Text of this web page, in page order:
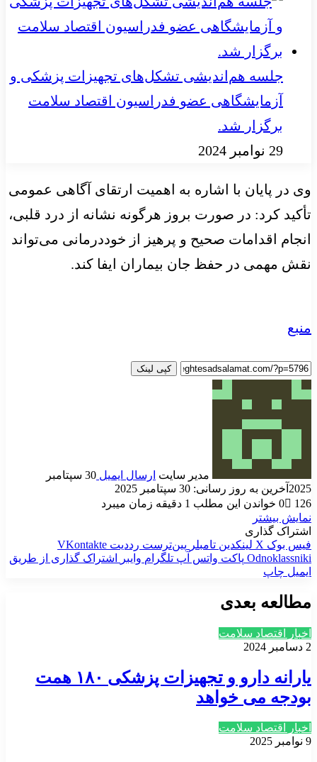
جلسه هم‌اندیشی تشکل‌های تجهیزات پزشکی و
آزمایشگاهی عضو فدراسیون اقتصاد سلامت
برگزار شد.
29 نوامبر 2024
وی در پایان با اشاره به اهمیت ارتقای آگاهی عمومی
تأکید کرد: در صورت بروز هرگونه نشانه از درد قلبی،
انجام اقدامات صحیح و پرهیز از خوددرمانی می‌تواند
نقش مهمی در حفظ جان بیماران ایفا کند.
منبع
کپی لینک
مدیر سایت ارسال ایمیل
30 سپتامبر
2025 آخرین به روز رسانی: 30 سپتامبر 2025
0
126
خواندن این مطلب 1 دقیقه زمان میبرد
نمایش بیشتر
اشتراک گذاری
فیس بوک X لینکدین ‫تامبلر ‫پین‌ترست ‫رددیت ‫VKontakte
‫Odnoklassniki پاکت واتس آپ تلگرام وایبر
اشتراک گذاری از طریق
ایمیل چاپ
مطالعه بعدی
اخبار اقتصاد سلامت
2 دسامبر 2024
یارانه دارو و تجهیزات پزشکی ۱۸۰ همت
بودجه می خواهد
اخبار اقتصاد سلامت
9 نوامبر 2025